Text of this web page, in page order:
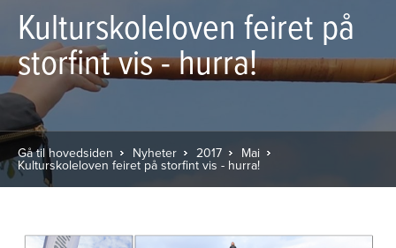
Kulturskoleloven feiret på
storfint vis - hurra!
Gå til hovedsiden Nyheter 2017 Mai
Kulturskoleloven feiret på storfint vis - hurra!